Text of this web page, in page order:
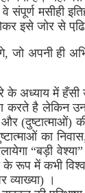
संपूर्ण मसीही
इसे जोर से
जो अपनी ही
में हँसी
है लेकिन
(दुष्टात्माओं)
का
“बड़ी
रूप में कभी
।